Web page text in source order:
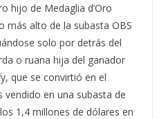
hijo de Medaglia d’Oro
más alto de la subasta OBS
solo por detrás del
o ruana hija del ganador
que se convirtió en el
en una subasta de
1,4 millones de dólares en